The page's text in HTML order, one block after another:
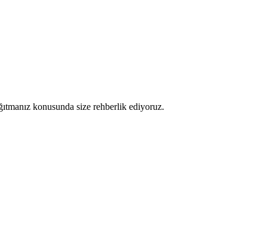
konusunda size rehberlik ediyoruz.